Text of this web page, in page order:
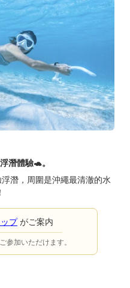
潛體驗🐢。
潛，周圍是沖繩最清澈的水
プがご案内
参加いただけます。